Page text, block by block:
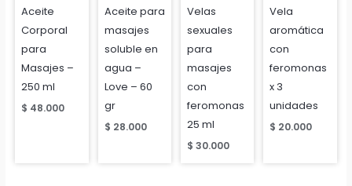
Aceite
Corporal
para
Masajes –
250 ml
$ 48.000
Aceite para
masajes
soluble en
agua –
Love – 60
gr
$ 28.000
Velas
sexuales
para
masajes
con
feromonas
25 ml
$ 30.000
Vela
aromática
con
feromonas
x 3
unidades
$ 20.000